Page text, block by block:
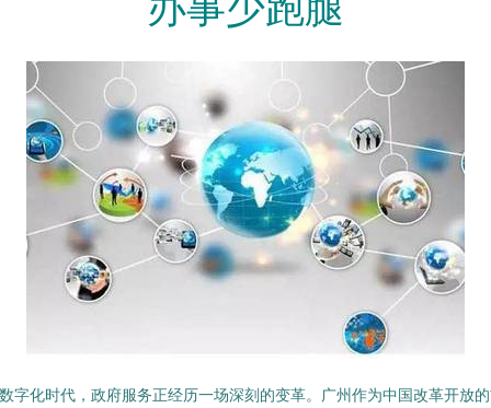
字化时代，政府服务正经历一场深刻的变革。广州作为中国改革开放